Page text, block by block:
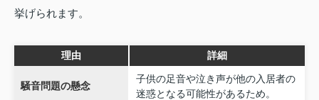
挙げられます。
理由 詳細
騒音問題の懸念
子供の足音や泣き声が他の入居者の
迷惑となる可能性があるため。